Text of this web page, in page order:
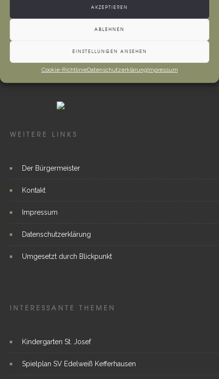
AKZEPTIEREN
ABLEHNEN
EINSTELLUNGEN ANSEHEN
Cookie-RichtlinieDatenschutzerklärungImpressum
WEITERE LINKS
Der Bürgermeister
Kontakt
Impressum
Datenschutzerklärung
Umgesetzt durch Blickpunkt
INTERESSANTE THEMEN
Kindergarten St. Josef
Spielplan SV Edelweiß Kefferhausen